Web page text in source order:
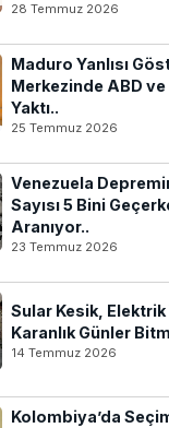
28 Temmuz 2026
Maduro Yanlısı
Merkezinde ABD ve
Yaktı..
25 Temmuz 2026
Venezuela
Sayısı 5 Bini
Aranıyor..
23 Temmuz 2026
Sular Kesik,
Karanlık Günler
14 Temmuz 2026
Kolombiya’da